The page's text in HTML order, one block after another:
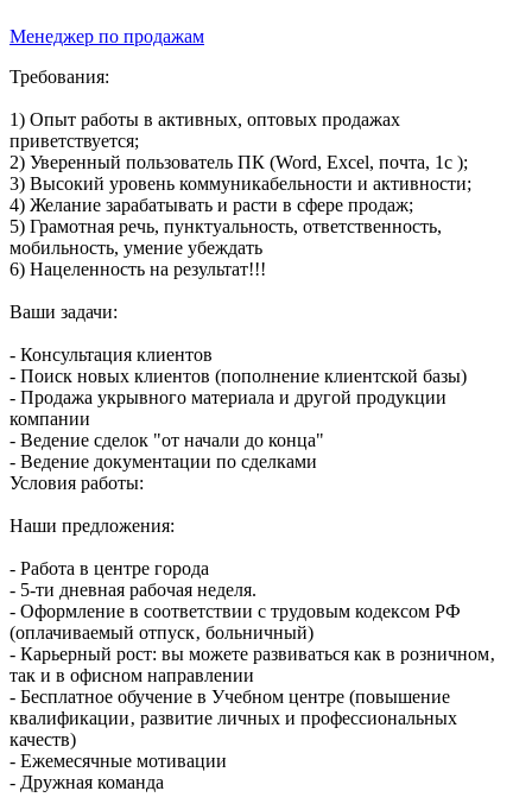
Менеджер по продажам
Требования:
1) Опыт работы в активных, оптовых продажах
приветствуется;
2) Уверенный пользователь ПК (Word, Excel, почта, 1с );
3) Высокий уровень коммуникабельности и активности;
4) Желание зарабатывать и расти в сфере продаж;
5) Грамотная речь, пунктуальность, ответственность,
мобильность, умение убеждать
6) Нацеленность на результат!!!
Ваши задачи:
- Консультация клиентов
- Поиск новых клиентов (пополнение клиентской базы)
- Продажа укрывного материала и другой продукции
компании
- Ведение сделок "от начали до конца"
- Ведение документации по сделками
Условия работы:
Наши предложения:
- Работа в центре города
- 5-ти дневная рабочая неделя.
- Оформление в соответствии с трудовым кодексом РФ
(оплачиваемый отпуск‚ больничный)
- Карьерный рост: вы можете развиваться как в розничном‚
так и в офисном направлении
- Бесплатное обучение в Учебном центре (повышение
квалификации‚ развитие личных и профессиональных
качеств)
- Ежемесячные мотивации
- Дружная команда